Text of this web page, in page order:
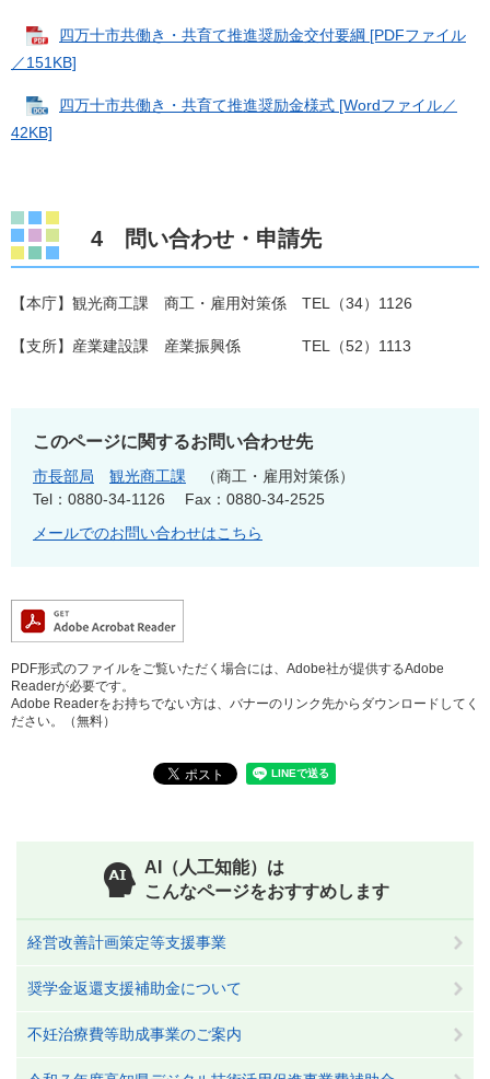
四万十市共働き・共育て推進奨励金交付要綱 [PDFファイル
／151KB]
四万十市共働き・共育て推進奨励金様式 [Wordファイル／
42KB]
4 問い合わせ・申請先
【本庁】観光商工課 商工・雇用対策係 TEL（34）1126
【支所】産業建設課 産業振興係 TEL（52）1113
このページに関するお問い合わせ先
市長部局 観光商工課
商工・雇用対策係
Tel：0880-34-1126
Fax：0880-34-2525
メールでのお問い合わせはこちら
PDF形式のファイルをご覧いただく場合には、Adobe社が提供するAdobe
Readerが必要です。
Adobe Readerをお持ちでない方は、バナーのリンク先からダウンロードしてく
ださい。（無料）
AI（人工知能）は
こんなページをおすすめします
経営改善計画策定等支援事業
奨学金返還支援補助金について
不妊治療費等助成事業のご案内